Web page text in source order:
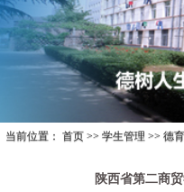
当前位置： 首页 >> 学生管理 >> 德
陕西省第二商